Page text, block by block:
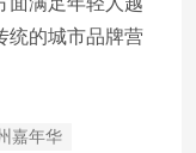
统的城市品牌营
嘉年华